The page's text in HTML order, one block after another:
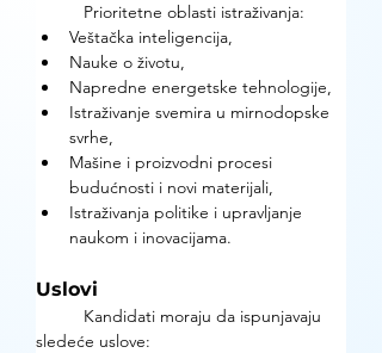
	Prioritetne oblasti istraživanja:
Veštačka inteligencija,
Nauke o životu,
Napredne energetske tehnologije,
Istraživanje svemira u mirnodopske
svrhe,
Mašine i proizvodni procesi
budućnosti i novi materijali,
Istraživanja politike i upravljanje
naukom i inovacijama.
Uslovi
Kandidati moraju da ispunjavaju
sledeće uslove: